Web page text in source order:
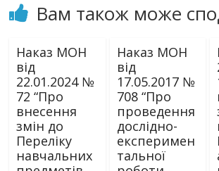
Вам також може
Наказ МОН
від
22.01.2024 №
72 “Про
внесення
змін до
Переліку
навчальних
Наказ МОН
від
17.05.2017 №
708 “Про
проведення
дослідно-
експеримен
тальної